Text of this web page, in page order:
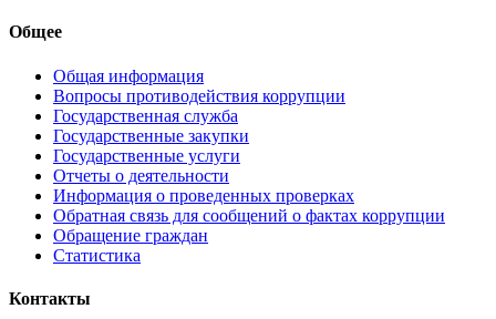
Общее
Общая информация
Вопросы противодействия коррупции
Государственная служба
Государственные закупки
Государственные услуги
Отчеты о деятельности
Информация о проведенных проверках
Обратная связь для сообщений о фактах коррупции
Обращение граждан
Статистика
Контакты